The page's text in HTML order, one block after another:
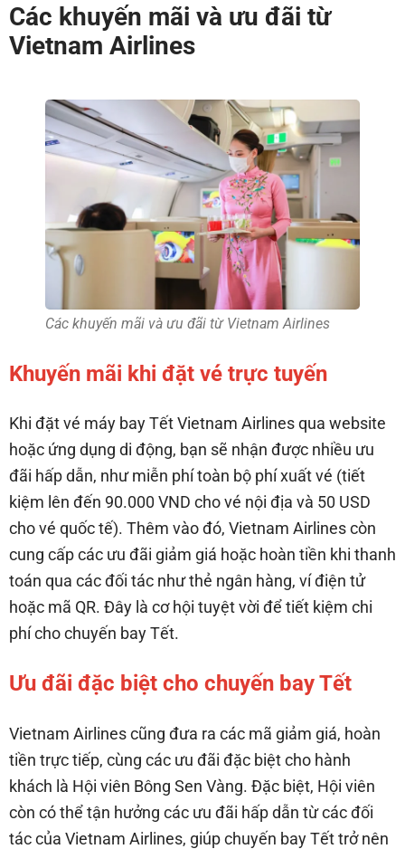
Các khuyến mãi và ưu đãi từ
Vietnam Airlines
Các khuyến mãi và ưu đãi từ Vietnam Airlines
Khuyến mãi khi đặt vé trực tuyến
Khi đặt vé máy bay Tết Vietnam Airlines qua website
hoặc ứng dụng di động, bạn sẽ nhận được nhiều ưu
đãi hấp dẫn, như miễn phí toàn bộ phí xuất vé (tiết
kiệm lên đến 90.000 VND cho vé nội địa và 50 USD
cho vé quốc tế). Thêm vào đó, Vietnam Airlines còn
cung cấp các ưu đãi giảm giá hoặc hoàn tiền khi thanh
toán qua các đối tác như thẻ ngân hàng, ví điện tử
hoặc mã QR. Đây là cơ hội tuyệt vời để tiết kiệm chi
phí cho chuyến bay Tết.
Ưu đãi đặc biệt cho chuyến bay Tết
Vietnam Airlines cũng đưa ra các mã giảm giá, hoàn
tiền trực tiếp, cùng các ưu đãi đặc biệt cho hành
khách là Hội viên Bông Sen Vàng. Đặc biệt, Hội viên
còn có thể tận hưởng các ưu đãi hấp dẫn từ các đối
tác của Vietnam Airlines, giúp chuyến bay Tết trở nên